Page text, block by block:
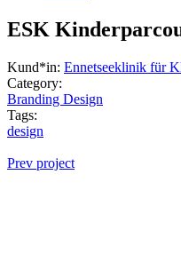
ESK
Kund*in: Ennetseeklinik für
Category:
Branding Design
Tags:
design
Prev project